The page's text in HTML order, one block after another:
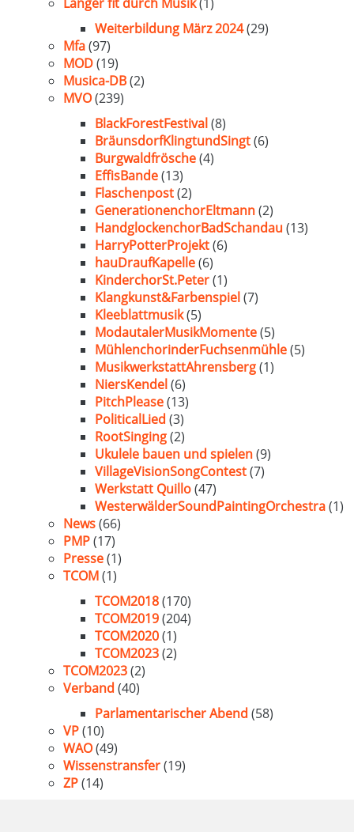
Weiterbildung März 2024(29)
Mfa(97)
MOD(19)
Musica-DB(2)
MVO(239)
BlackForestFestival(8)
BräunsdorfKlingtundSingt(6)
Burgwaldfrösche(4)
EffisBande(13)
Flaschenpost(2)
GenerationenchorEltmann(2)
HandglockenchorBadSchandau(13)
HarryPotterProjekt(6)
hauDraufKapelle(6)
KinderchorSt.Peter(1)
Klangkunst&Farbenspiel(7)
Kleeblattmusik(5)
ModautalerMusikMomente(5)
MühlenchorinderFuchsenmühle(5)
MusikwerkstattAhrensberg(1)
NiersKendel(6)
PitchPlease(13)
PoliticalLied (3)
RootSinging(2)
Ukulele bauen und spielen(9)
VillageVisionSongContest(7)
Werkstatt Quillo(47)
WesterwälderSoundPaintingOrchestra(1)
News(66)
PMP(17)
Presse(1)
TCOM(1)
TCOM2018(170)
TCOM2019(204)
TCOM2020(1)
TCOM2023(2)
TCOM2023(2)
Verband (40)
Parlamentarischer Abend (58)
VP(10)
WAO(49)
Wissenstransfer(19)
ZP(14)